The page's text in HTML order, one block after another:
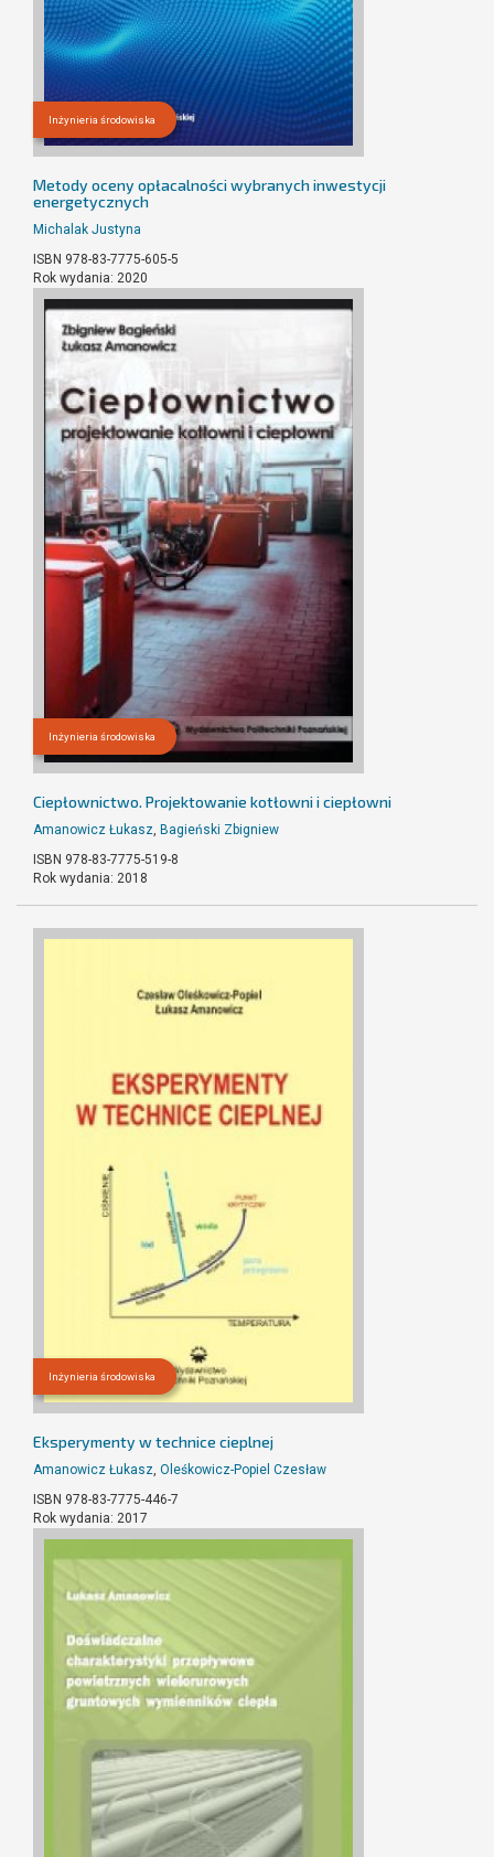
Inżynieria środowiska
Metody oceny opłacalności wybranych inwestycji
energetycznych
Michalak Justyna
ISBN 978-83-7775-605-5
Rok wydania: 2020
Inżynieria środowiska
Ciepłownictwo. Projektowanie kotłowni i ciepłowni
Amanowicz Łukasz, Bagieński Zbigniew
ISBN 978-83-7775-519-8
Rok wydania: 2018
Inżynieria środowiska
Eksperymenty w technice cieplnej
Amanowicz Łukasz, Oleśkowicz-Popiel Czesław
ISBN 978-83-7775-446-7
Rok wydania: 2017